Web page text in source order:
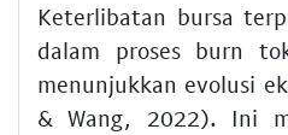
Keterlibatan bursa
dalam proses burn
menunjukkan evolusi
& Wang, 2022). Ini